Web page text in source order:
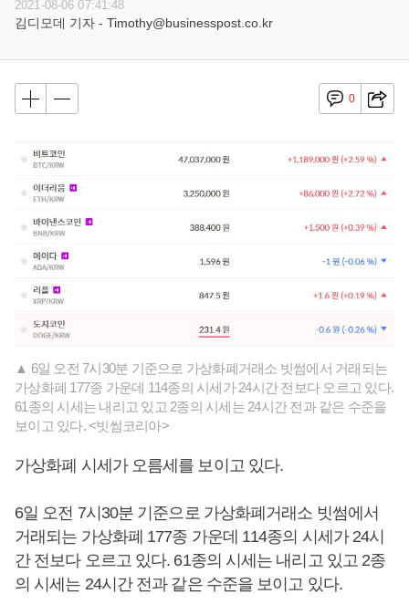
2021-08-06 07:41:48
김디모데 기자 - Timothy@businesspost.co.kr
0
▲ 6일 오전 7시30분 기준으로 가상화폐거래소 빗썸에서 거래되는
가상화폐 177종 가운데 114종의 시세가 24시간 전보다 오르고 있다.
61종의 시세는 내리고 있고 2종의 시세는 24시간 전과 같은 수준을
보이고 있다. <빗썸코리아>
가상화폐 시세가 오름세를 보이고 있다.
6일 오전 7시30분 기준으로 가상화폐거래소 빗썸에서
거래되는 가상화폐 177종 가운데 114종의 시세가 24시
간 전보다 오르고 있다. 61종의 시세는 내리고 있고 2종
의 시세는 24시간 전과 같은 수준을 보이고 있다.